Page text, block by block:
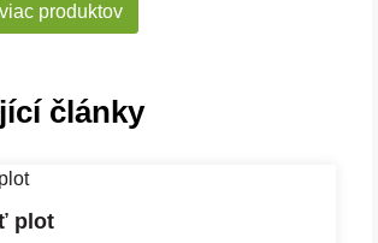
produktov
články
plot